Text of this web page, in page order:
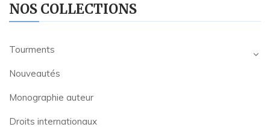
NOS COLLECTIONS
Tourments
Nouveautés
Monographie auteur
Droits internationaux